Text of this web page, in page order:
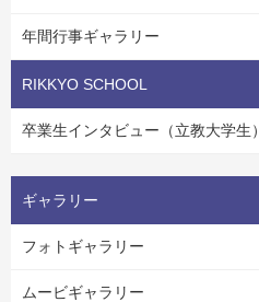
年間行事ギャラリー
RIKKYO SCHOOL
卒業生インタビュー（立教大学生）
ギャラリー
フォトギャラリー
ムービギャラリー